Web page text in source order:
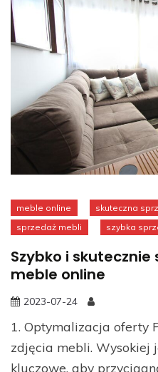
meble online skuteczna
sprzedaż mebli
szybka
Szybko i
meble online
2023-07-24
1. Optymalizacja oferty
zdjęcia mebli. Wysokiej
kluczowe, aby